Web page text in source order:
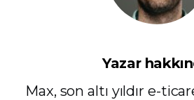
Yazar
Max, son altı yıldır e-